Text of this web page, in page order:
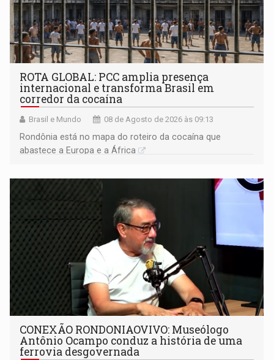
ROTA GLOBAL: PCC amplia presença
internacional e transforma Brasil em
corredor da cocaína
Brasil e Mundo 08 de Agosto de 2026 às 09:13
Rondônia está no mapa do roteiro da cocaína que
abastece a Europa e a África
CONEXÃO RONDONIAOVIVO: Museólogo
Antônio Ocampo conduz a história de uma
ferrovia desgovernada